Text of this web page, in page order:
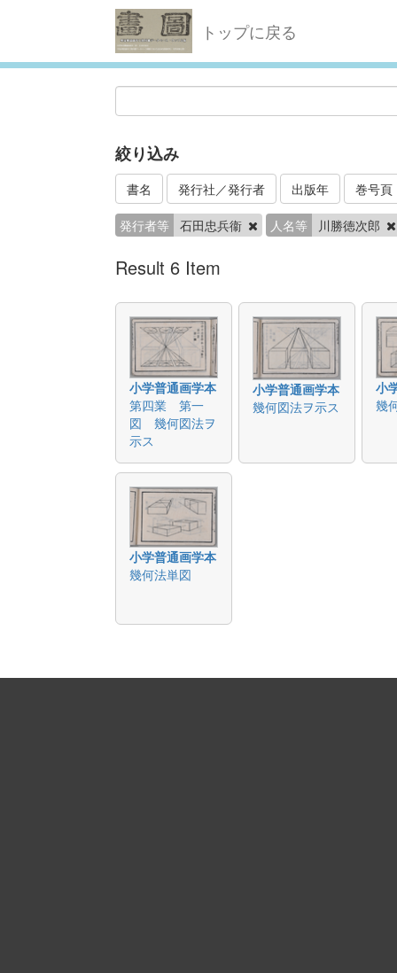
トップに戻る
絞り込み
書名 発行社／発行者 出版年 巻号頁
発行者等 石田忠兵衞 人名等 川勝徳次郎
Result 6 Item
小学普通画学本
第四業 第一
図 幾何図法ヲ
示ス
小学普通画学本
幾何図法ヲ示ス
小
幾
小学普通画学本
幾何法単図